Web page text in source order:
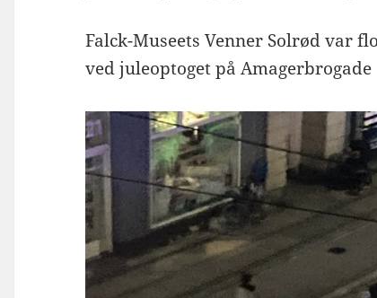
Falck-Museets Venner Solrød var
ved juleoptoget på Amagerbrogade